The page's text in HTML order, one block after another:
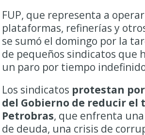
FUP, que representa a
plataformas, refinerías y
se sumó el domingo por la
de pequeños sindicatos que
un paro por tiempo
Los sindicatos protestan
del Gobierno de reducir el
Petrobras, que enfrenta
de deuda, una crisis de